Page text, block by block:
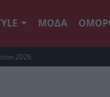
ΜΟΔΑ
2026